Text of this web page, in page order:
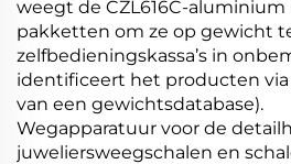
weegt de CZL616C-
pakketten om ze op gewicht
zelfbedieningskassa’s in
identificeert het producten
van een gewichtsdatabase).
Wegapparatuur voor de
juweliersweegschalen en